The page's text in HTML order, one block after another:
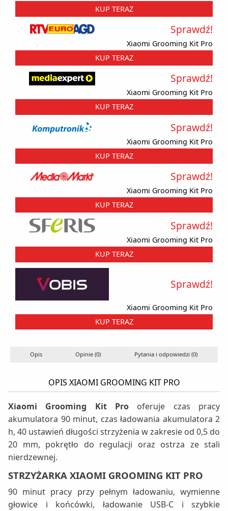
KUP TERAZ
Xiaomi Grooming Kit Pro
Sprawdź!
KUP TERAZ
Xiaomi Grooming Kit Pro
Sprawdź!
KUP TERAZ
Xiaomi Grooming Kit Pro
Sprawdź!
KUP TERAZ
Xiaomi Grooming Kit Pro
Sprawdź!
KUP TERAZ
Xiaomi Grooming Kit Pro
Sprawdź!
KUP TERAZ
Xiaomi Grooming Kit Pro
Sprawdź!
KUP TERAZ
Opis Opinie (0) Pytania i odpowiedzi (0)
OPIS XIAOMI GROOMING KIT PRO
Xiaomi Grooming Kit Pro oferuje czas pracy
akumulatora 90 minut, czas ładowania akumulatora 2
h, 40 ustawień długości strzyżenia w zakresie od 0,5 do
20 mm, pokrętło do regulacji oraz ostrza ze stali
nierdzewnej.
STRZYŻARKA XIAOMI GROOMING KIT PRO
90 minut pracy przy pełnym ładowaniu, wymienne
głowice i końcówki, ładowanie USB-C i szybkie